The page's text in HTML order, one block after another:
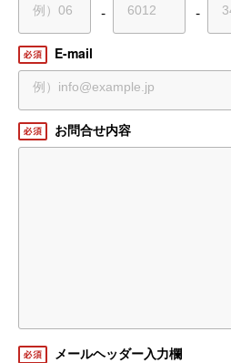
- -
E-mail
お問合せ内容
メールヘッダー入力欄